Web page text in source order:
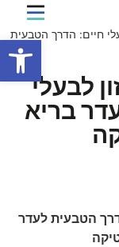
חיים: הדרך הטבעית
לבעלי
בריא
הטבעית לעדר